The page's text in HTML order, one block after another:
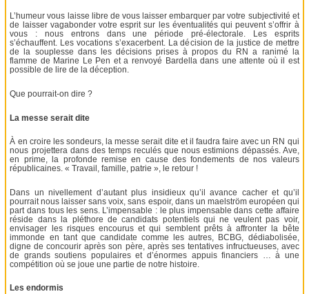
L’humeur vous laisse libre de vous laisser embarquer par votre subjectivité et
de laisser vagabonder votre esprit sur les éventualités qui peuvent s’offrir à
vous : nous entrons dans une période pré-électorale. Les esprits
s’échauffent. Les vocations s’exacerbent. La décision de la justice de mettre
de la souplesse dans les décisions prises à propos du RN a ranimé la
flamme de Marine Le Pen et a renvoyé Bardella dans une attente où il est
possible de lire de la déception.
Que pourrait-on dire ?
La messe serait dite
À en croire les sondeurs, la messe serait dite et il faudra faire avec un RN qui
nous projettera dans des temps reculés que nous estimions dépassés. Ave,
en prime, la profonde remise en cause des fondements de nos valeurs
républicaines. « Travail, famille, patrie », le retour !
Dans un nivellement d’autant plus insidieux qu’il avance cacher et qu’il
pourrait nous laisser sans voix, sans espoir, dans un maelström européen qui
part dans tous les sens. L’impensable : le plus impensable dans cette affaire
réside dans la pléthore de candidats potentiels qui ne veulent pas voir,
envisager les risques encourus et qui semblent prêts à affronter la bête
immonde en tant que candidate comme les autres, BCBG, dédiabolisée,
digne de concourir après son père, après ses tentatives infructueuses, avec
de grands soutiens populaires et d’énormes appuis financiers … à une
compétition où se joue une partie de notre histoire.
Les endormis